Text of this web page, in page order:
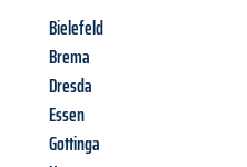
Bielefeld
Brema
Dresda
Essen
Gottinga